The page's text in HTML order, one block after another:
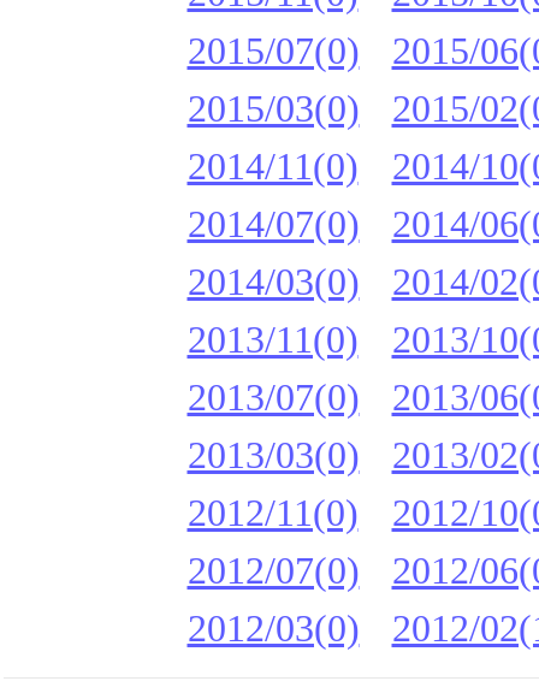
2015/07(0)
2015/
2015/03(0)
2015/
2014/11(0)
2014/
2014/07(0)
2014/
2014/03(0)
2014/
2013/11(0)
2013/
2013/07(0)
2013/
2013/03(0)
2013/
2012/11(0)
2012/
2012/07(0)
2012/
2012/03(0)
2012/